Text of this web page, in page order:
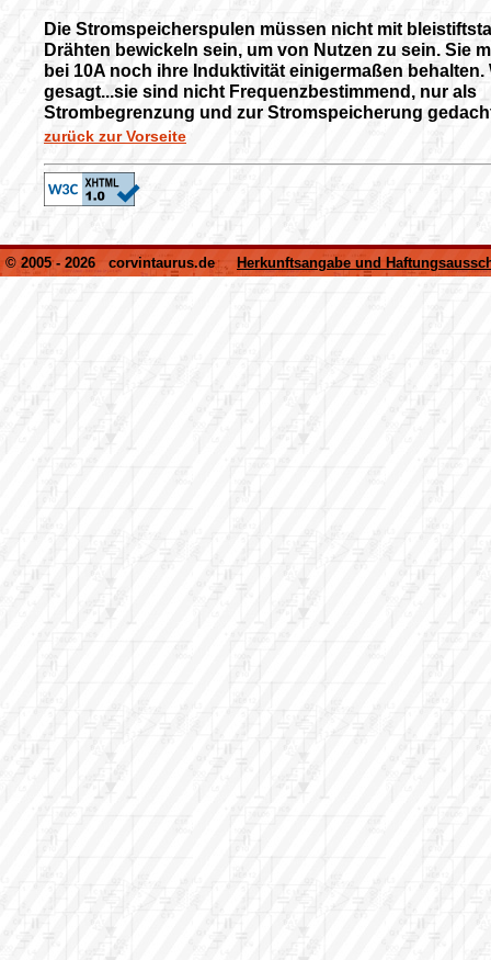
Die Stromspeicherspulen müssen nicht mit
Drähten bewickeln sein, um von Nutzen zu sein. Sie
bei 10A noch ihre Induktivität einigermaßen behalten.
gesagt...sie sind nicht Frequenzbestimmend, nur als
Strombegrenzung und zur Stromspeicherung
zurück zur Vorseite
© 2005 - 2026 corvintaurus.de Herkunftsangabe und